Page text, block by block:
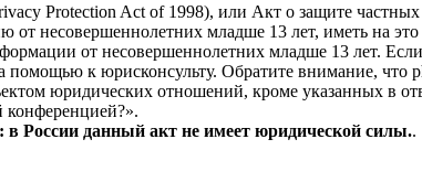
Protection Act of 1998), или Акт о защите
от несовершеннолетних младше 13 лет, иметь на
от несовершеннолетних младше 13 лет.
помощью к юрисконсульту. Обратите внимание,
юридических отношений, кроме указанных в
конференцией?».
в России данный акт не имеет юридической силы..